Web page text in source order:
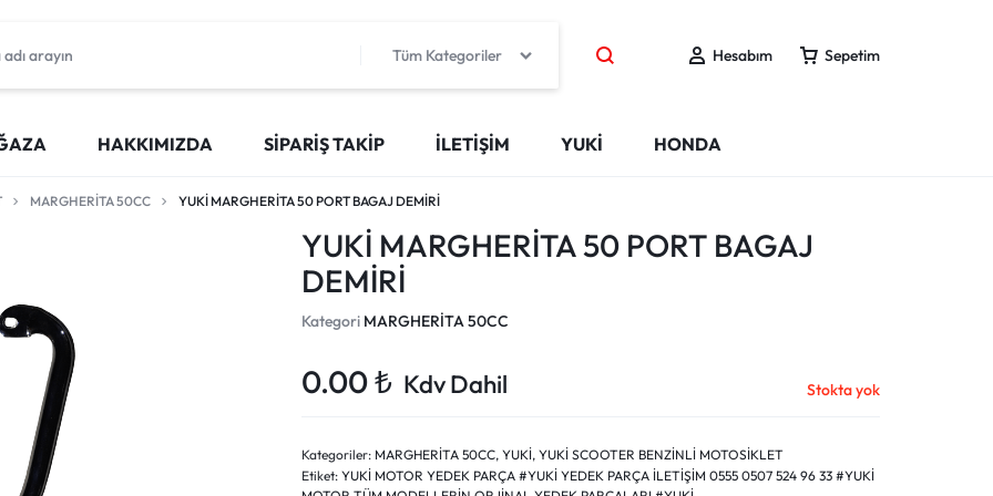
Tüm Kategoriler Hesabım Sepetim
HAKKIMIZDA SIPARIŞ TAKIP İLETIŞIM YUKİ HONDA
MARGHERİTA 50CC YUKİ MARGHERİTA 50 PORT BAGAJ DEMİRİ
YUKİ MARGHERİTA 50 PORT BAGAJ
DEMİRİ
Kategori MARGHERİTA 50CC
0.00₺ Kdv Dahil Stokta yok
Kategoriler: MARGHERİTA 50CC,YUKİ,YUKİ SCOOTER BENZİNLİ MOTOSİKLET
Etiket:YUKİ MOTOR YEDEK PARÇA #YUKİ YEDEK PARÇA İLETİŞİM 0555 0507 524 96 33 #YUKİ